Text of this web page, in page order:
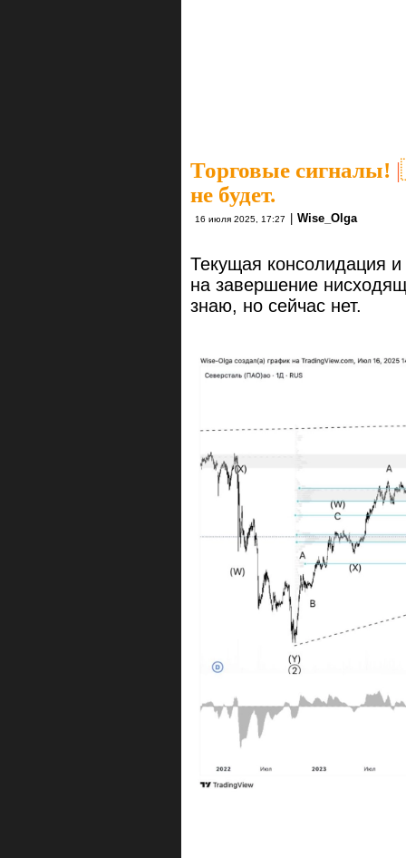
Торговые сигналы! |
не будет.
16 июля 2025, 17:27 Wise_Olga
Текущая консолидация
на завершение
знаю, но сейчас нет.